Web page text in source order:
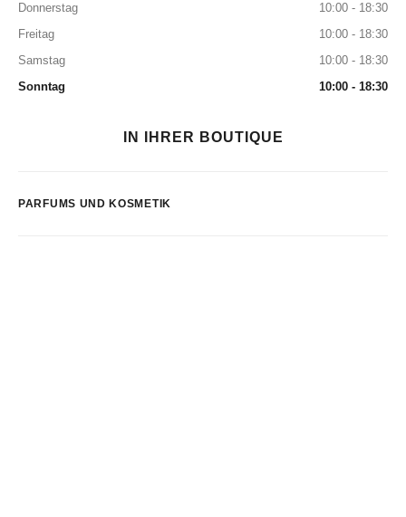
Donnerstag
10:00 - 18:30
Freitag
10:00 - 18:30
Samstag
10:00 - 18:30
Sonntag
10:00 - 18:30
IN IHRER BOUTIQUE
PARFUMS UND KOSMETIK